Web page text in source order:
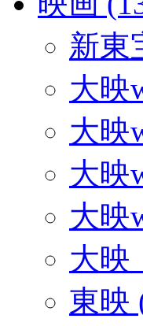
新東
大映
大映
大映
大映
大映
東映